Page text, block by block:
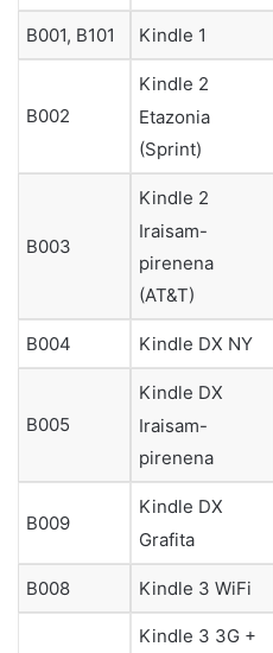
B001, B101 Kindle 1
B002
Kindle 2
Etazonia
(Sprint)
B003
Kindle 2
Iraisam-
pirenena
(AT&T)
B004 Kindle DX NY
B005
Kindle DX
Iraisam-
pirenena
B009
Kindle DX
Grafita
B008 Kindle 3 WiFi
Kindle 3 3G +